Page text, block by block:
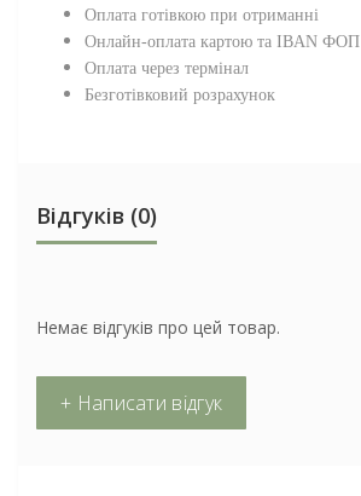
Оплата готівкою при отриманні
Онлайн-оплата картою та IBAN ФОП
Оплата через термінал
Безготівковий розрахунок
Відгуків (0)
Немає відгуків про цей товар.
+ Написати відгук